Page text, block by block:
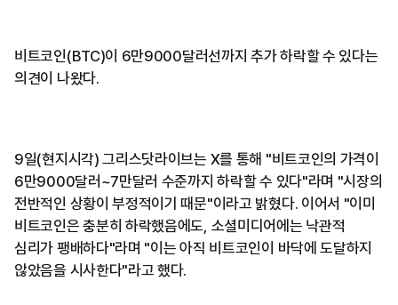
비트코인(BTC)이 6만9000달러선까지 추가 하락할 수 있다는
의견이 나왔다.
9일(현지시각) 그리스닷라이브는 X를 통해 "비트코인의 가격이
6만9000달러~7만달러 수준까지 하락할 수 있다"라며 "시장의
전반적인 상황이 부정적이기 때문"이라고 밝혔다. 이어서 "이미
비트코인은 충분히 하락했음에도, 소셜미디어에는 낙관적
심리가 팽배하다"라며 "이는 아직 비트코인이 바닥에 도달하지
않았음을 시사한다"라고 했다.